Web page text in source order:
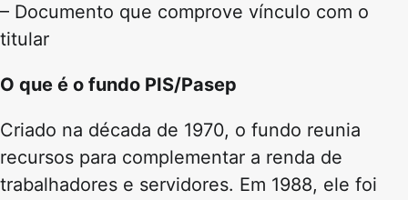
– Documento que comprove vínculo com o
titular
O que é o fundo PIS/Pasep
Criado na década de 1970, o fundo reunia
recursos para complementar a renda de
trabalhadores e servidores. Em 1988, ele foi